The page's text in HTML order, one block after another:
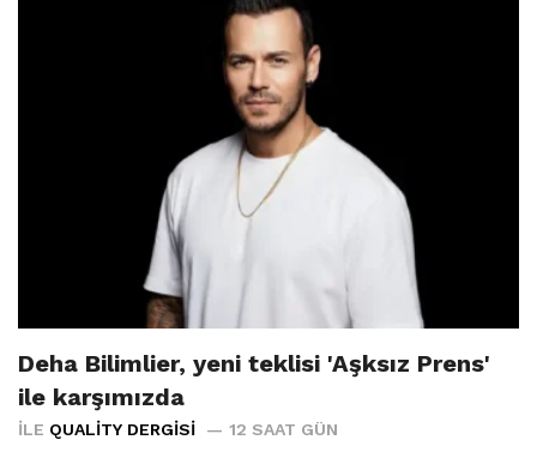
Deha Bilimlier, yeni teklisi 'Aşksız Prens'
ile karşımızda
İLE QUALITY DERGISI 12 SAAT GÜN